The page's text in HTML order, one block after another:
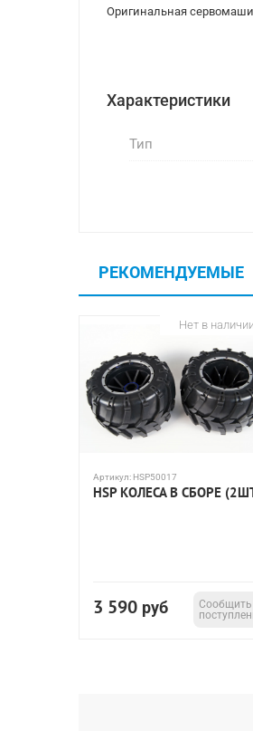
Оригинальная
Характеристики
Тип
РЕКОМЕНДУЕМЫЕ
Нет в
Артикул: HSP50017
HSP КОЛЕСА В СБОРЕ
3 590 руб